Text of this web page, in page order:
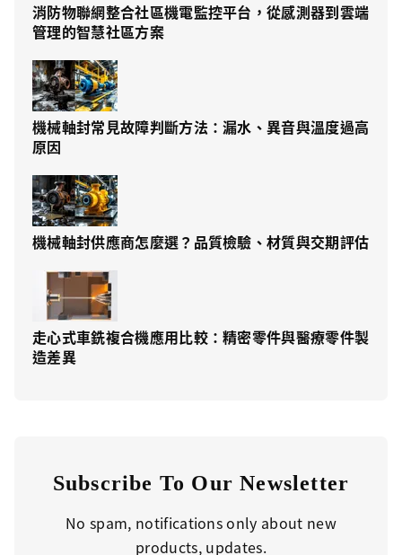
消防物聯網整合社區機電監控平台，從感測器到雲端
管理的智慧社區方案
機械軸封常見故障判斷方法：漏水、異音與溫度過高
原因
機械軸封供應商怎麼選？品質檢驗、材質與交期評估
走心式車銑複合機應用比較：精密零件與醫療零件製
造差異
Subscribe To Our Newsletter
No spam, notifications only about new
products, updates.